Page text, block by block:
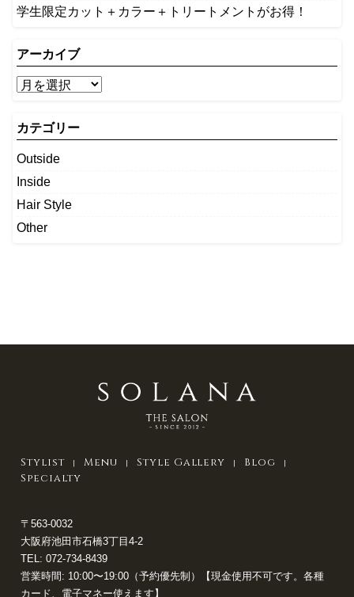
学生限定カット＋カラー＋トリートメントがお得！
アーカイブ
カテゴリー
Outside
Inside
Hair Style
Other
Stylist Menu Style Gallery
Blog
Specialty
〒563-0032
大阪府池田市石橋3丁目4-2
TEL: 072-734-8439
営業時間: 10:00〜19:00（予約優先制）【現金使用不可です。各種
カード、電子マネー使えます】